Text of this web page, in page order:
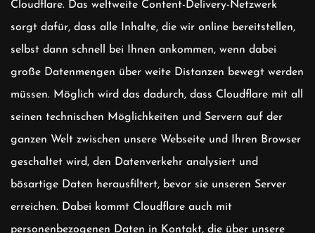
Cloudflare. Das weltweite Content-Delivery-Netzwerk
sorgt dafür, dass alle Inhalte, die wir online bereitstellen,
selbst dann schnell bei Ihnen ankommen, wenn dabei
große Datenmengen über weite Distanzen bewegt werden
müssen. Möglich wird das dadurch, dass Cloudflare mit all
seinen technischen Möglichkeiten und Servern auf der
ganzen Welt zwischen unsere Webseite und Ihren Browser
geschaltet wird, den Datenverkehr analysiert und
bösartige Daten herausfiltert, bevor sie unseren Server
erreichen. Dabei kommt Cloudflare auch mit
personenbezogenen Daten in Kontakt, die über unsere